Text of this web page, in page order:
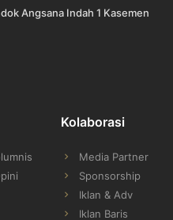
Angsana Indah 1 Kasemen
Kolaborasi
Media Partner
Sponsorship
Iklan & Adv
Iklan Baris